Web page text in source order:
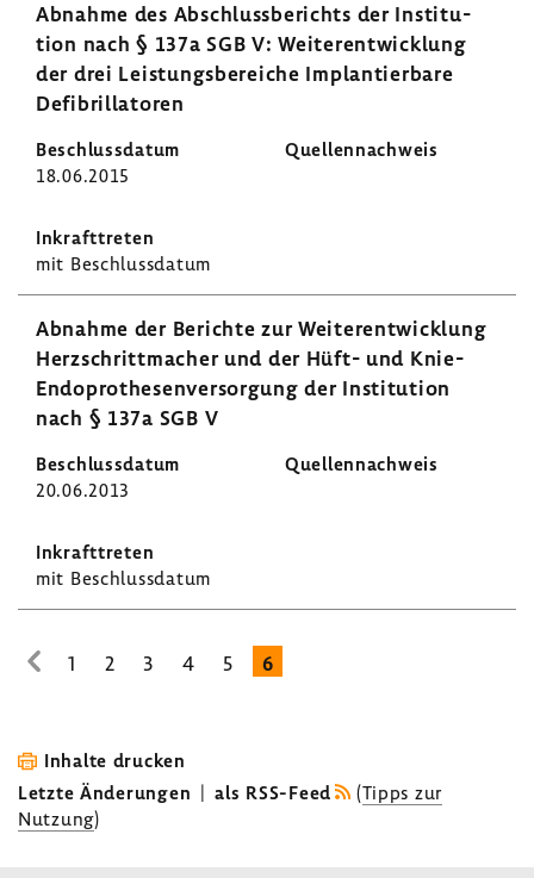
Abnahme des Abschluss­be­richts der Insti­tu­
tion nach § 137a SGB V: Weiter­ent­wick­lung
der drei Leis­tungs­be­reiche Implan­tier­bare
Defi­bril­la­toren
18.06.2015
mit Beschluss­datum
Abnahme der Berichte zur Weiter­ent­wick­lung
Herz­schritt­ma­cher und der Hüft- und Knie-​
Endoprothesenversorgung der Insti­tu­tion
nach § 137a SGB V
20.06.2013
mit Beschluss­datum
zur
Seite
1 2 3 4 5 6
Inhalte drucken
Letzte Änderungen | als RSS-Feed (Tipps zur
Nutzung)